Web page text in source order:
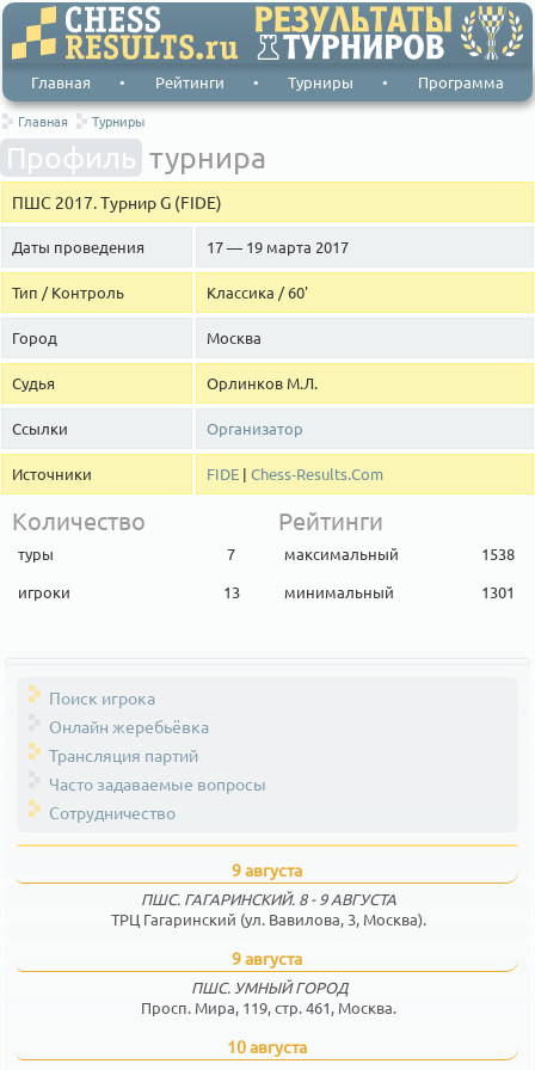
Главная • Рейтинги • Турниры • Программа
Главная Турниры
Профиль турнира
ПШС 2017. Турнир G (FIDE)
Даты проведения 17 — 19 марта 2017
Тип / Контроль Классика / 60'
Город Москва
Судья Орлинков М.Л.
Ссылки Организатор
Источники FIDE | Chess-Results.Com
Количество
туры
7
игроки
13
Рейтинги
максимальный
1538
минимальный
1301
Поиск игрока
Онлайн жеребьёвка
Трансляция партий
Часто задаваемые вопросы
Сотрудничество
9 августа
ПШС. ГАГАРИНСКИЙ. 8 - 9 АВГУСТА
ТРЦ Гагаринский (ул. Вавилова, 3, Москва).
9 августа
ПШС. УМНЫЙ ГОРОД
Просп. Мира, 119, стр. 461, Москва.
10 августа